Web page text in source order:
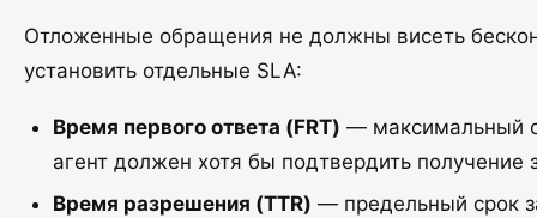
Отложенные обращения не должны висеть
установить отдельные SLA:
Время первого ответа (FRT) — максимальный
агент должен хотя бы подтвердить получение
Время разрешения (TTR) — предельный срок